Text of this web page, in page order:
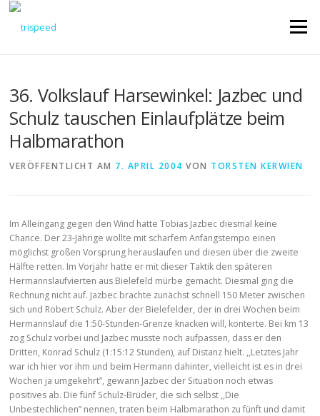
Direkt
Menü
36. Volkslauf Harsewinkel: Jazbec und
Schulz tauschen Einlaufplätze beim
Halbmarathon
VERÖFFENTLICHT AM 7. APRIL 2004 VON TORSTEN KERWIEN
Im Alleingang gegen den Wind hatte Tobias Jazbec diesmal keine
Chance. Der 23-Jährige wollte mit scharfem Anfangstempo einen
möglichst großen Vorsprung herauslaufen und diesen über die zweite
Hälfte retten. Im Vorjahr hatte er mit dieser Taktik den späteren
Hermannslaufvierten aus Bielefeld mürbe gemacht. Diesmal ging die
Rechnung nicht auf. Jazbec brachte zunächst schnell 150 Meter zwischen
sich und Robert Schulz. Aber der Bielefelder, der in drei Wochen beim
Hermannslauf die 1:50-Stunden-Grenze knacken will, konterte. Bei km 13
zog Schulz vorbei und Jazbec musste noch aufpassen, dass er den
Dritten, Konrad Schulz (1:15:12 Stunden), auf Distanz hielt. ,,Letztes Jahr
war ich hier vor ihm und beim Hermann dahinter, vielleicht ist es in drei
Wochen ja umgekehrt’’, gewann Jazbec der Situation noch etwas
positives ab. Die fünf Schulz-Brüder, die sich selbst ,,Die
Unbestechlichen’’ nennen, traten beim Halbmarathon zu fünft und damit